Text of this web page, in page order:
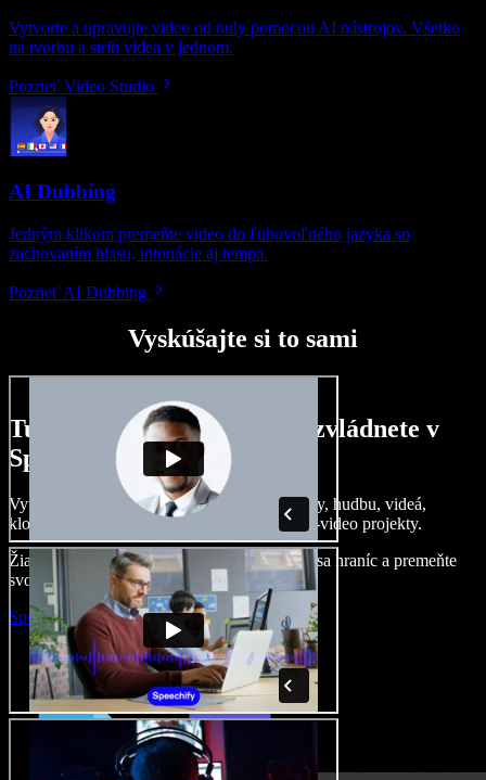
Vytvorte a upravujte video od nuly pomocou AI nástrojov. Všetko
na tvorbu a strih videa v jednom.
Pozrieť Video Studio
AI Dubbing
Jedným klikom premeňte video do ľubovoľného jazyka so
zachovaním hlasu, intonácie aj tempa.
Pozrieť AI Dubbing
Vyskúšajte si to sami
Tu je malá ukážka toho, čo zvládnete v
Speechify Studio.
Vytvárajte dabingy, pridajte bezplatné obrázky, hudbu, videá,
klonujte svoj hlas – postavíte pôsobivé audio-video projekty.
Žiadne učenie, všetko v prehliadači – zbavte sa hraníc a premeňte
svoje nápady na realitu.
Spustiť Studio